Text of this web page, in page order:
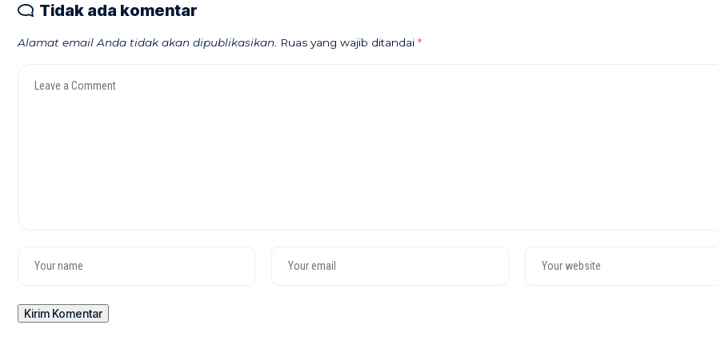
Tidak ada komentar
Alamat email Anda tidak akan dipublikasikan. Ruas yang wajib ditandai *